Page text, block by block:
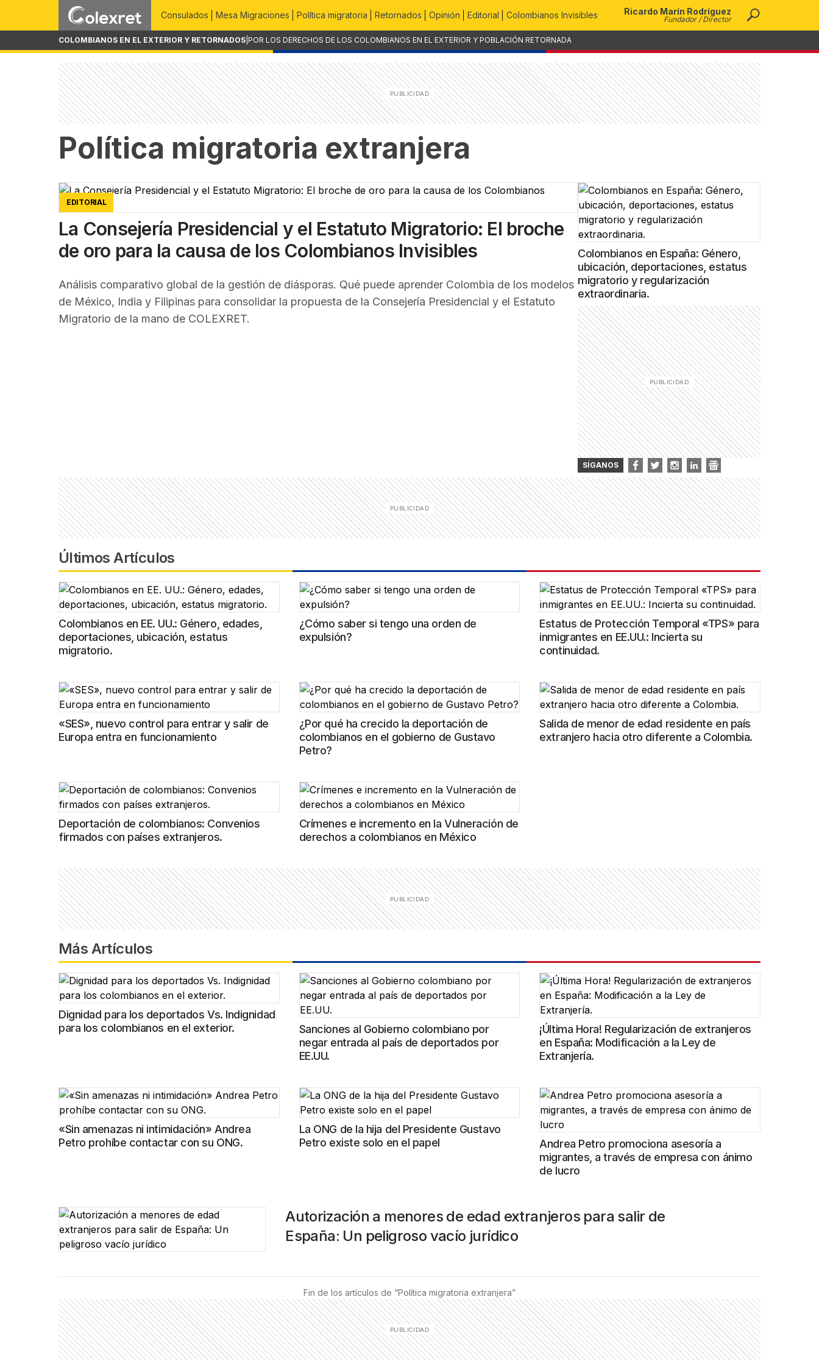
Consulados Mesa Migraciones Política migratoria Retornados Opinión Editorial Colombianos Invisibles Ricardo Marín Rodríguez
Fundador / Director
COLOMBIANOS EN EL EXTERIOR Y RETORNADOS POR LOS DERECHOS DE LOS COLOMBIANOS EN EL EXTERIOR Y POBLACIÓN RETORNADA
Política migratoria extranjera
EDITORIAL
La Consejería Presidencial y el Estatuto Migratorio: El broche
de oro para la causa de los Colombianos Invisibles
Análisis comparativo global de la gestión de diásporas. Qué puede aprender Colombia de los modelos
de México, India y Filipinas para consolidar la propuesta de la Consejería Presidencial y el Estatuto
Migratorio de la mano de COLEXRET.
Colombianos en España: Género,
ubicación, deportaciones, estatus
migratorio y regularización
extraordinaria.
SÍGANOS
Últimos Artículos
Colombianos en EE. UU.: Género, edades,
deportaciones, ubicación, estatus
migratorio.
¿Cómo saber si tengo una orden de
expulsión?
Estatus de Protección Temporal «TPS» para
inmigrantes en EE.UU.: Incierta su
continuidad.
«SES», nuevo control para entrar y salir de
Europa entra en funcionamiento
¿Por qué ha crecido la deportación de
colombianos en el gobierno de Gustavo
Petro?
Salida de menor de edad residente en país
extranjero hacia otro diferente a Colombia.
Deportación de colombianos: Convenios
firmados con países extranjeros.
Crímenes e incremento en la Vulneración de
derechos a colombianos en México
Más Artículos
Dignidad para los deportados Vs. Indignidad
para los colombianos en el exterior.
Sanciones al Gobierno colombiano por
negar entrada al país de deportados por
EE.UU.
¡Última Hora! Regularización de extranjeros
en España: Modificación a la Ley de
Extranjería.
«Sin amenazas ni intimidación» Andrea
Petro prohíbe contactar con su ONG.
La ONG de la hija del Presidente Gustavo
Petro existe solo en el papel
Andrea Petro promociona asesoría a
migrantes, a través de empresa con ánimo
de lucro
Autorización a menores de edad extranjeros para salir de
España: Un peligroso vacío jurídico
Fin de los artículos de “Política migratoria extranjera”